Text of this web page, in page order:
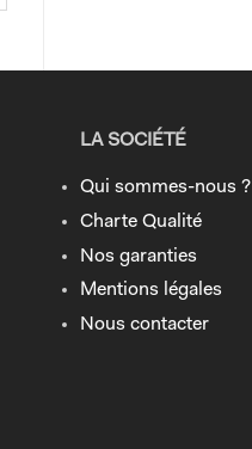
LA SOCIÉTÉ
Qui sommes-nous ?
Charte Qualité
Nos garanties
Mentions légales
Nous contacter